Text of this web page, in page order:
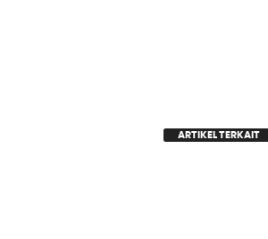
ARTIKEL TERKAIT